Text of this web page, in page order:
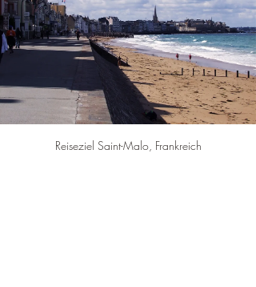
Reiseziel Saint-Malo, Frankreich